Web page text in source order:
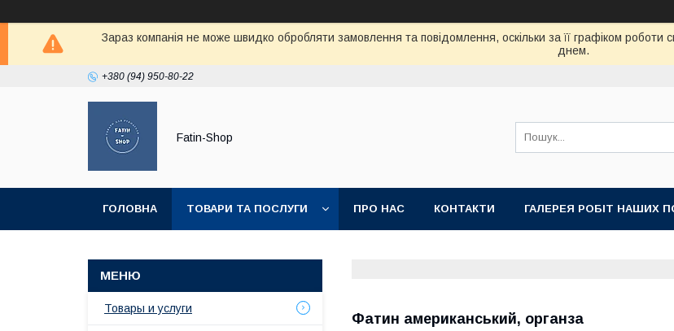
Зараз компанія не може швидко обробляти замовлення та повідомлення, оскільки за її графіком
днем.
+380 (94) 950-80-22
Fatin-Shop
ГОЛОВНА ТОВАРИ ТА ПОСЛУГИ ПРО НАС КОНТАКТИ ГАЛЕРЕЯ РОБІТ НАШИХ
Фатин американський, органза
Товары и услуги